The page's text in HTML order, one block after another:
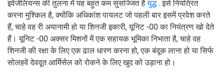
इवेंजेलियन्स की तुलना में यह बहुत कम सुसज्जित हैयुद्ध. इसे नियंत्रित
करना मुश्किल है, क्योंकि अधिकांश पायलट जो पहली बार इसमें प्रवेश करते
हैं, चाहे वह री अयानामी हो या शिनजी इकारी, यूनिट -00 का नियंत्रण खो देते
हैं। यूनिट -00 अक्सर मिशनों में एक सहायक भूमिका निभाता है, चाहे वह
शिनजी की रक्षा के लिए एक ढाल धारण करना हो, एक बंदूक लाना हो या सिर्फ
सोलहवें देवदूत आर्मिसेल को रोकने के लिए खुद को उड़ाना हो।